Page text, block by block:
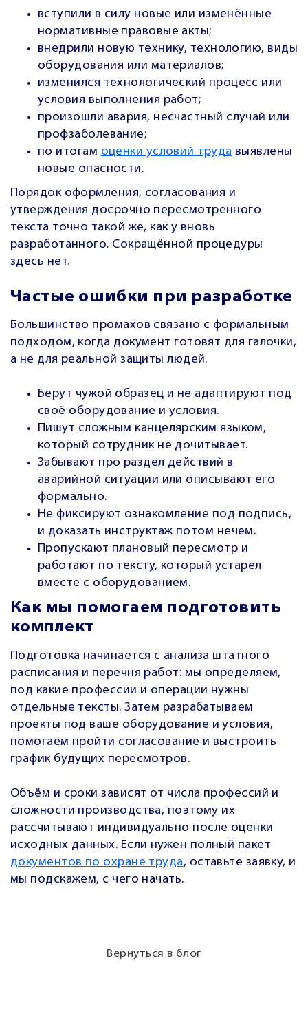
вступили в силу новые или изменённые
нормативные правовые акты;
внедрили новую технику, технологию, виды
оборудования или материалов;
изменился технологический процесс или
условия выполнения работ;
произошли авария, несчастный случай или
профзаболевание;
по итогам оценки условий труда выявлены
новые опасности.
Порядок оформления, согласования и
утверждения досрочно пересмотренного
текста точно такой же, как у вновь
разработанного. Сокращённой процедуры
здесь нет.
Частые ошибки при разработке
Большинство промахов связано с формальным
подходом, когда документ готовят для галочки,
а не для реальной защиты людей.
Берут чужой образец и не адаптируют под
своё оборудование и условия.
Пишут сложным канцелярским языком,
который сотрудник не дочитывает.
Забывают про раздел действий в
аварийной ситуации или описывают его
формально.
Не фиксируют ознакомление под подпись,
и доказать инструктаж потом нечем.
Пропускают плановый пересмотр и
работают по тексту, который устарел
вместе с оборудованием.
Как мы помогаем подготовить
комплект
Подготовка начинается с анализа штатного
расписания и перечня работ: мы определяем,
под какие профессии и операции нужны
отдельные тексты. Затем разрабатываем
проекты под ваше оборудование и условия,
помогаем пройти согласование и выстроить
график будущих пересмотров.
Объём и сроки зависят от числа профессий и
сложности производства, поэтому их
рассчитывают индивидуально после оценки
исходных данных. Если нужен полный пакет
документов по охране труда, оставьте заявку, и
мы подскажем, с чего начать.
Вернуться в блог